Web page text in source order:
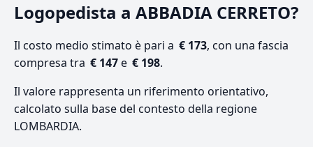
Logopedista a ABBADIA CERRETO?
Il costo medio stimato è pari a € 173, con una fascia
compresa tra € 147e € 198.
Il valore rappresenta un riferimento orientativo,
calcolato sulla base del contesto della regione
LOMBARDIA.